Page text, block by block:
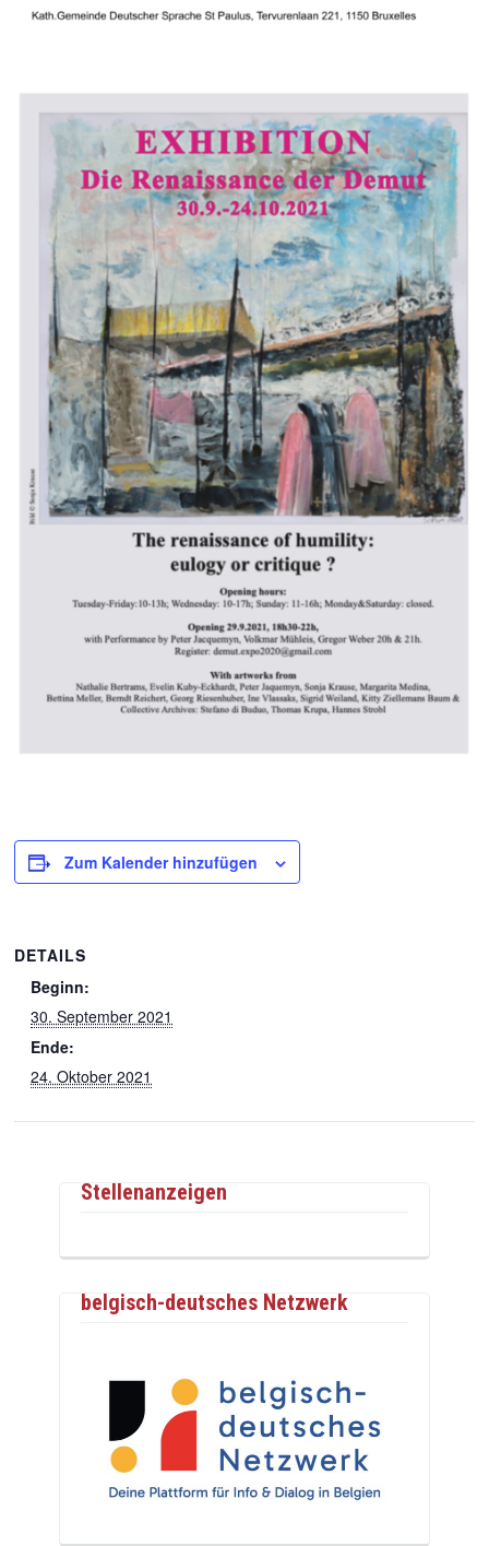
Zum Kalender hinzufügen
DETAILS
Beginn:
30. September 2021
Ende:
24. Oktober 2021
Stellenanzeigen
belgisch-deutsches Netzwerk